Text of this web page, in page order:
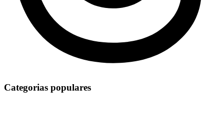
Categorias populares